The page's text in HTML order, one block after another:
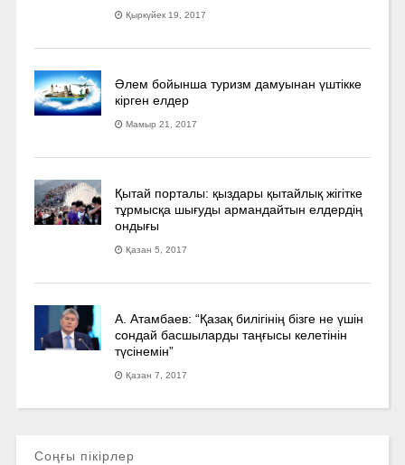
Қыркүйек 19, 2017
Әлем бойынша туризм дамуынан үштікке
кірген елдер
Мамыр 21, 2017
Қытай порталы: қыздары қытайлық жігітке
тұрмысқа шығуды армандайтын елдердің
ондығы
Қазан 5, 2017
А. Атамбаев: “Қазақ билігінің бізге не үшін
сондай басшыларды таңғысы келетінін
түсінемін”
Қазан 7, 2017
Соңғы пікірлер